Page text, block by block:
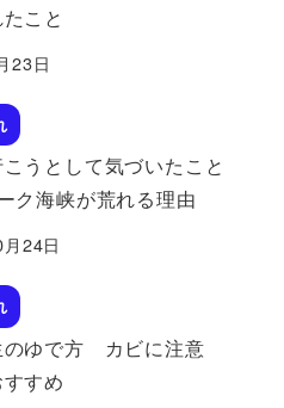
こと
23日
うとして気づいたこと
海峡が荒れる理由
24日
のゆで方 カビに注意
すめ